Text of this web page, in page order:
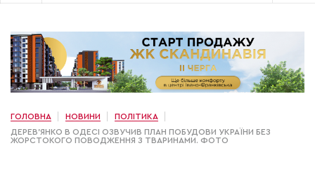
ГОЛОВНА НОВИНИ
ПОЛІТИКА
ДЕРЕВ’ЯНКО В ОДЕСІ ОЗВУЧИВ ПЛАН ПОБУДОВИ УКРАЇНИ БЕЗ
ЖОРСТОКОГО ПОВОДЖЕННЯ З ТВАРИНАМИ. ФОТО